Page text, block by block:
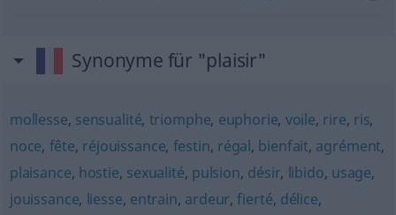
Synonyme für "plaisir"
mollesse, sensualité, triomphe, euphorie, voile, rire, ris,
noce, fête, réjouissance, festin, régal, bienfait, agrément,
plaisance, hostie, sexualité, pulsion, désir, libido, usage,
jouissance, liesse, entrain, ardeur,fierté, délice,